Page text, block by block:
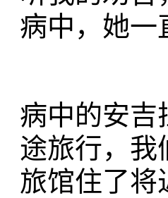
病中，她一
病中的安吉
途旅行，我
旅馆住了将